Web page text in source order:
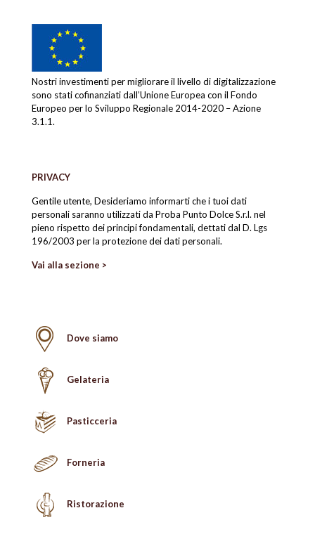
Nostri investimenti per migliorare il livello di digitalizzazione
sono stati cofinanziati dall’Unione Europea con il Fondo
Europeo per lo Sviluppo Regionale 2014-2020 – Azione
3.1.1.
PRIVACY
Gentile utente, Desideriamo informarti che i tuoi dati
personali saranno utilizzati da Proba Punto Dolce S.r.l. nel
pieno rispetto dei principi fondamentali, dettati dal D. Lgs
196/2003 per la protezione dei dati personali.
Vai alla sezione >
Dove siamo
Gelateria
Pasticceria
Forneria
Ristorazione